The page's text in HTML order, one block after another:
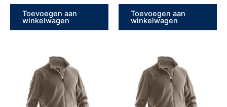
Toevoegen aan
winkelwagen
Toevoegen aan
winkelwagen